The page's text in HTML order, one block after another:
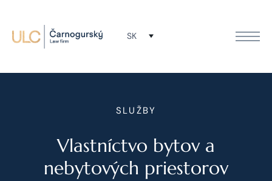
SK
SLUŽBY
Vlastníctvo bytov a
nebytových priestorov